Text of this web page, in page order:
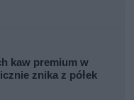
kaw premium w
znika z półek